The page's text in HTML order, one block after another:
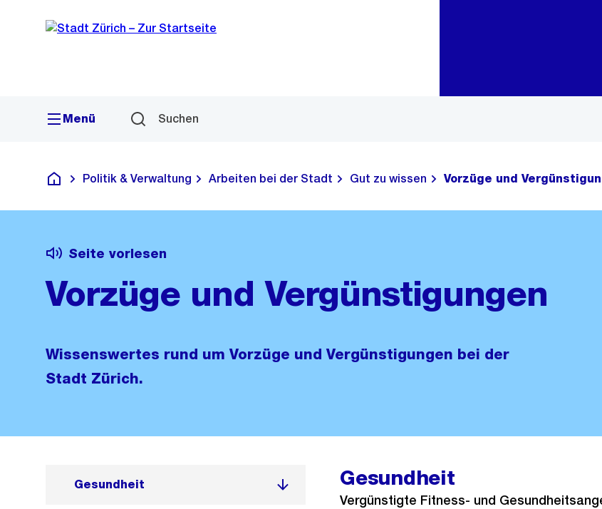
Navigation
Sprunglink
Menü Suchen
Deutsch
Politik & Verwaltung Arbeiten bei der Stadt Gut zu wissen Vorzüge und
Seite vorlesen
Vorzüge und Vergünstigungen
Wissenswertes rund um Vorzüge und Vergünstigungen bei der
Stadt Zürich.
Gesundheit Gesundheit
Vergünstigte Fitness- und